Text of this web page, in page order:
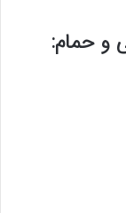
و حمام: